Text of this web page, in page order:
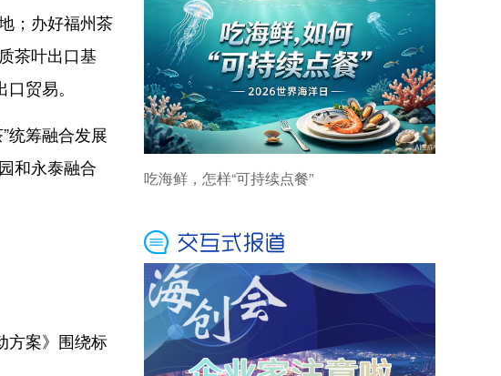
；办好福州茶
茶叶出口基
贸易。
统筹融合发展
和永泰融合
方案》围绕标